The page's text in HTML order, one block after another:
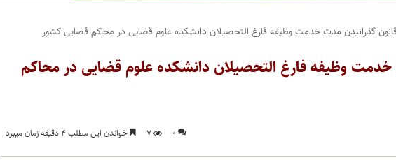
قانون گذرانیدن مدت خدمت وظیفه فارغ التحصیلان دانشکده علوم قضایی در محاکم قضایی کشور
خدمت وظیفه فارغ التحصیلان دانشکده علوم قضایی در محاکم
۰ ۷ خواندن این مطلب ۴ دقیقه زمان میبرد